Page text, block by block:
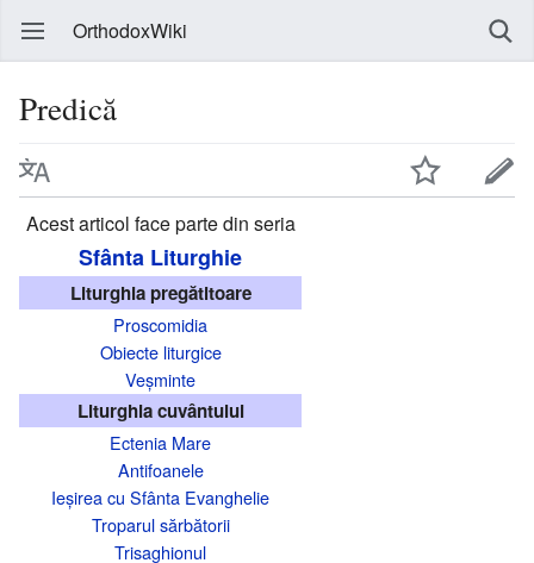
OrthodoxWiki
Predică
Acest articol face parte din seria
Sfânta Liturghie
Liturghia pregătitoare
Proscomidia
Obiecte liturgice
Veșminte
Liturghia cuvântului
Ectenia Mare
Antifoanele
Ieșirea cu Sfânta Evanghelie
Troparul sărbătorii
Trisaghionul